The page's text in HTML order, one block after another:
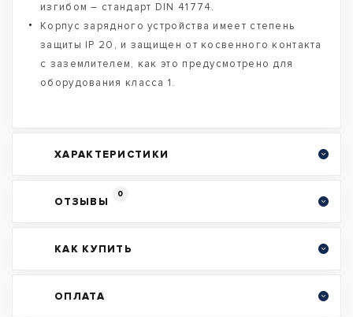
изгибом – стандарт DIN 41774.
Корпус зарядного устройства имеет степень
защиты IP 20, и защищен от косвенного контакта
с заземлителем, как это предусмотрено для
оборудования класса 1.
ХАРАКТЕРИСТИКИ
ОТЗЫВЫ
0
КАК КУПИТЬ
ОПЛАТА